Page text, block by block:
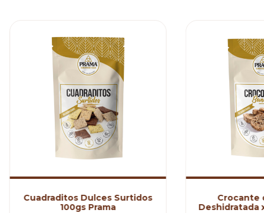
Cuadraditos Dulces Surtidos
100gs Prama
Crocante
Deshidratada